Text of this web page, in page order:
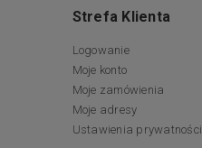
Strefa Klienta
Logowanie
Moje konto
Moje zamówienia
Moje adresy
Ustawienia prywatności